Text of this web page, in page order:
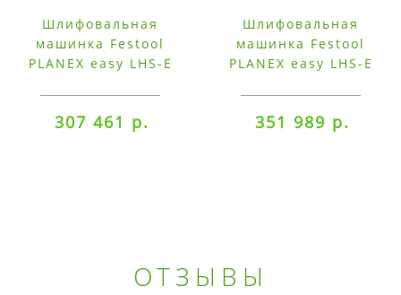
Шлифовальная
машинка Festool
PLANEX easy LHS-E
307 461 р.
Шлифовальная
машинка Festool
PLANEX easy LHS-E
351 989 р.
ОТЗЫВЫ